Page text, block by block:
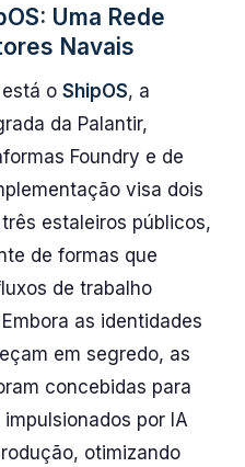
Uma Rede
Navais
o ShipOS, a
da Palantir,
Foundry e de
visa dois
estaleiros públicos,
de formas que
de trabalho
as identidades
em segredo, as
concebidas para
por IA
otimizando